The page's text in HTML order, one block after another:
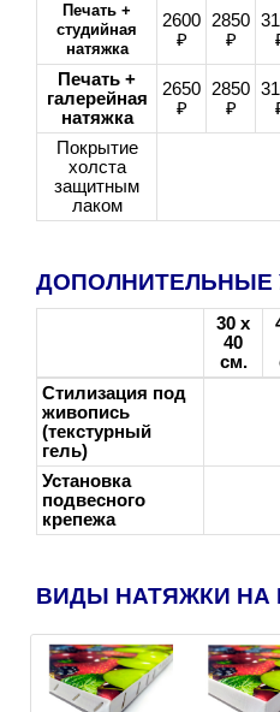
Печать +
студийная
натяжка
2600
₽
2850
₽
Печать +
галерейная
натяжка
2650
₽
2850
₽
Покрытие
холста
защитным
лаком
ДОПОЛНИТЕЛЬНЫЕ
30 х
40
см.
Стилизация под
живопись
(текстурный
гель)
Установка
подвесного
крепежа
ВИДЫ НАТЯЖКИ НА